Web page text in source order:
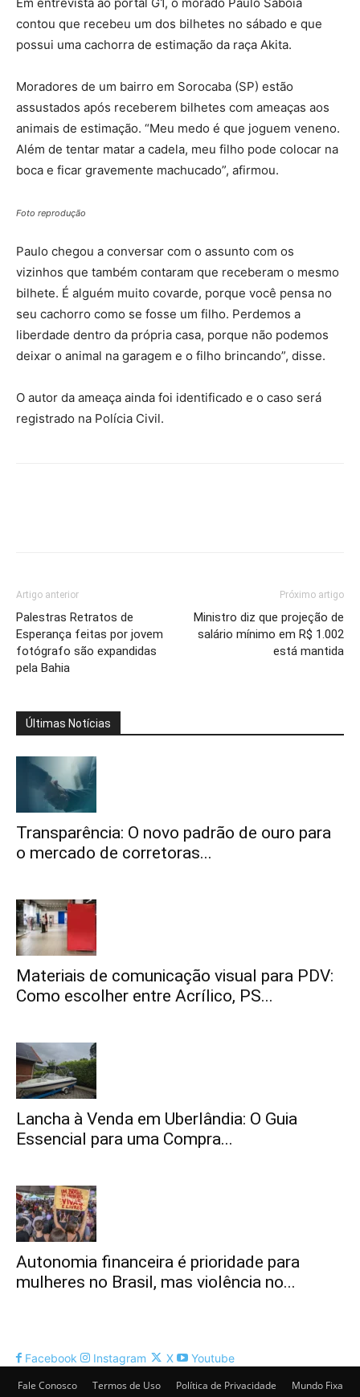
contou que recebeu um dos bilhetes no sábado e que
possui uma cachorra de estimação da raça Akita.
Moradores de um bairro em Sorocaba (SP) estão
assustados após receberem bilhetes com ameaças aos
animais de estimação. “Meu medo é que joguem veneno.
Além de tentar matar a cadela, meu filho pode colocar na
boca e ficar gravemente machucado”, afirmou.
Foto reprodução
Paulo chegou a conversar com o assunto com os
vizinhos que também contaram que receberam o mesmo
bilhete. É alguém muito covarde, porque você pensa no
seu cachorro como se fosse um filho. Perdemos a
liberdade dentro da própria casa, porque não podemos
deixar o animal na garagem e o filho brincando”, disse.
O autor da ameaça ainda foi identificado e o caso será
registrado na Polícia Civil.
Artigo anterior
Palestras Retratos de
Esperança feitas por jovem
fotógrafo são expandidas
pela Bahia
Próximo artigo
Ministro diz que projeção de
salário mínimo em R$ 1.002
está mantida
Últimas Notícias
Transparência: O novo padrão de ouro para
o mercado de corretoras...
Materiais de comunicação visual para PDV:
Como escolher entre Acrílico, PS...
Lancha à Venda em Uberlândia: O Guia
Essencial para uma Compra...
Autonomia financeira é prioridade para
mulheres no Brasil, mas violência no...
Facebook Instagram X
Youtube
Fale Conosco
Termos de Uso Política de Privacidade Mundo Fixa